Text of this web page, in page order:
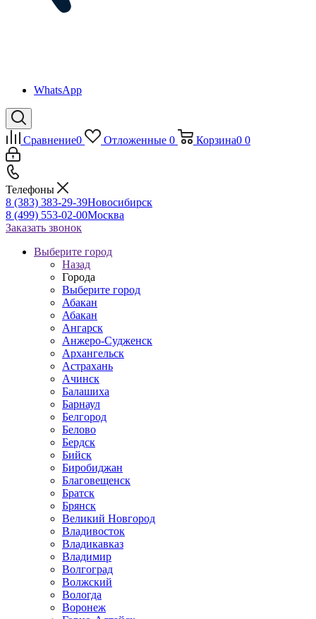
WhatsApp
Сравнение0 Отложенные 0 Корзина0 0
Телефоны
8 (383) 383-29-39Новосибирск
8 (499) 553-02-00Москва
Заказать звонок
Выберите город
Назад
Города
Выберите город
Абакан
Абакан
Ангарск
Анжеро-Судженск
Архангельск
Астрахань
Ачинск
Балашиха
Барнаул
Белгород
Белово
Бердск
Бийск
Биробиджан
Благовещенск
Братск
Брянск
Великий Новгород
Владивосток
Владикавказ
Владимир
Волгоград
Волжский
Вологда
Воронеж